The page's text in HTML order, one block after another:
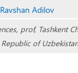
Ravshan Adilov
prof, Tashkent
of